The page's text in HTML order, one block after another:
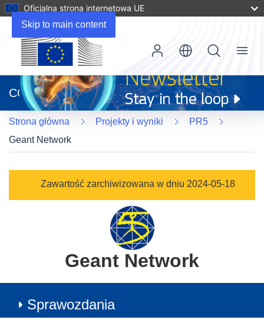
Skip to main content
Oficjalna strona internetowa UE
otworzy
się
w
nowym
oknie)
CORDIS
Menu
Strona główna Projekty i wyniki
PR5
Geant Network
Zawartość zarchiwizowana w dniu 2024-05-18
Geant Network
Sprawozdania